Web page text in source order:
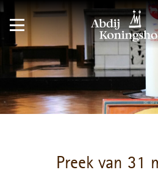
Preek van 31